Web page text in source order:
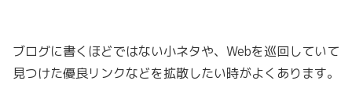
ブログに書くほどではない小ネタや、Webを巡回していて
見つけた優良リンクなどを拡散したい時がよくあります。